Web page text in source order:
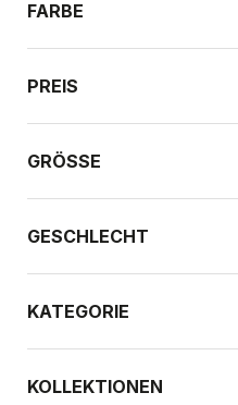
FARBE
PREIS
GRÖSSE
GESCHLECHT
KATEGORIE
KOLLEKTIONEN